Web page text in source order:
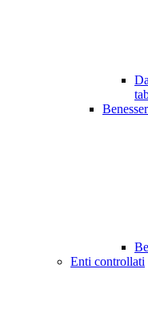
Enti controllati